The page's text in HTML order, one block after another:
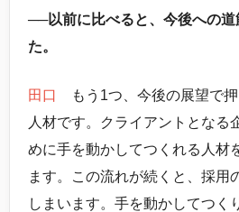
──以前に比べると、今後への道
た。
田口
もう1つ、今後の展望で
人材です。クライアントとなる
めに手を動かしてつくれる人材
ます。この流れが続くと、採用
しまいます。手を動かしてつく